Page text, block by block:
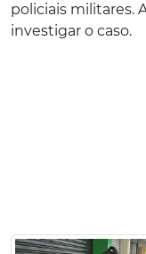
policiais militares.
investigar o caso.